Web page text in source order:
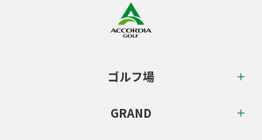
ゴルフ場
GRAND